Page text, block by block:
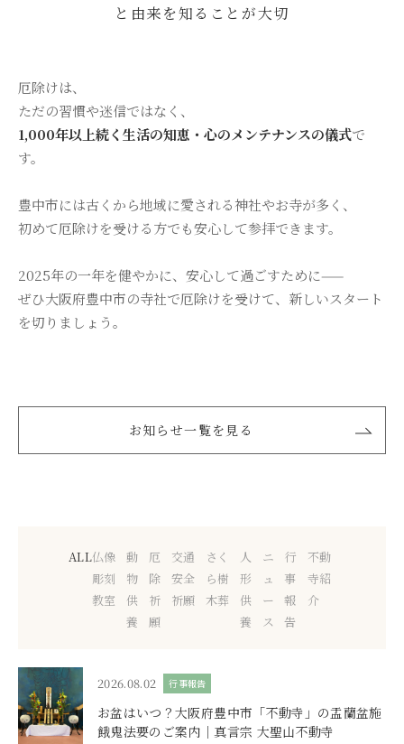
と由来を知ることが大切
厄除けは、
ただの習慣や迷信ではなく、
1,000年以上続く生活の知恵・心のメンテナンスの儀式で
す。
豊中市には古くから地域に愛される神社やお寺が多く、
初めて厄除けを受ける方でも安心して参拝できます。
2025年の一年を健やかに、安心して過ごすために——
ぜひ大阪府豊中市の寺社で厄除けを受けて、新しいスタート
を切りましょう。
お知らせ一覧を見る
ALL仏像
彫刻
教室
動
物
供
養
厄
除
祈
願
交通
安全
祈願
さく
ら樹
木葬
人
形
供
養
ニ
ュ
ー
ス
行
事
報
告
不動
寺紹
介
2026.08.02 行事報告
お盆はいつ？大阪府豊中市「不動寺」の盂蘭盆施
餓鬼法要のご案内｜真言宗 大聖山不動寺